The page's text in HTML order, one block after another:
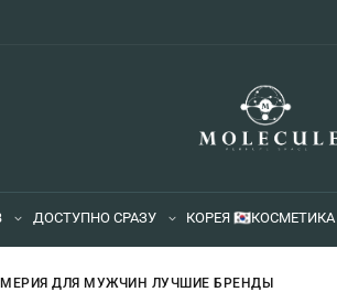
ДОСТУПНО СРАЗУ КОРЕЯ 🇰🇷КОСМЕТИКА
ДЛЯ МУЖЧИН ЛУЧШИЕ БРЕНДЫ